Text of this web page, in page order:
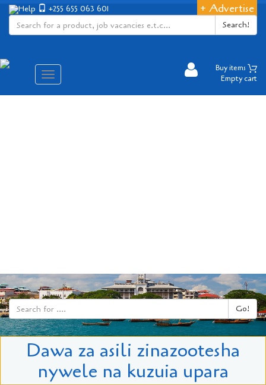
+ Advertise
Help
+255 655 063 601
Search!
Aina
ya
Buy items
Empty cart
Go!
Dawa za asili zinazootesha
nywele na kuzuia upara